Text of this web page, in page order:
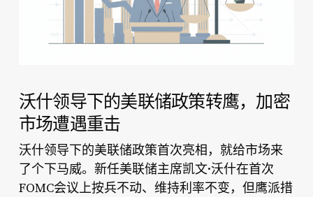
沃什领导下的美联储政策转鹰，加密
市场遭遇重击
沃什领导下的美联储政策首次亮相，就给市场来
了个下马威。新任美联储主席凯文·沃什在首次
FOMC会议上按兵不动、维持利率不变，但鹰派措